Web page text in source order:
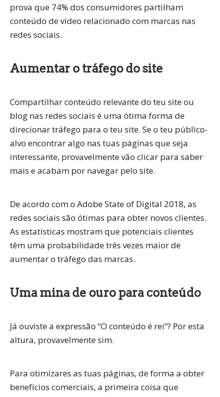
prova que 74% dos consumidores partilham
conteúdo de vídeo relacionado com marcas nas
redes sociais.
Aumentar o tráfego do site
Compartilhar conteúdo relevante do teu site ou
blog nas redes sociais é uma ótima forma de
direcionar tráfego para o teu site. Se o teu público-
alvo encontrar algo nas tuas páginas que seja
interessante, provavelmente vão clicar para saber
mais e acabam por navegar pelo site.
De acordo com o Adobe State of Digital 2018, as
redes sociais são ótimas para obter novos clientes.
As estatísticas mostram que potenciais clientes
têm uma probabilidade três vezes maior de
aumentar o tráfego das marcas.
Uma mina de ouro para conteúdo
Já ouviste a expressão “O conteúdo é rei”? Por esta
altura, provavelmente sim.
Para otimizares as tuas páginas, de forma a obter
benefícios comerciais, a primeira coisa que